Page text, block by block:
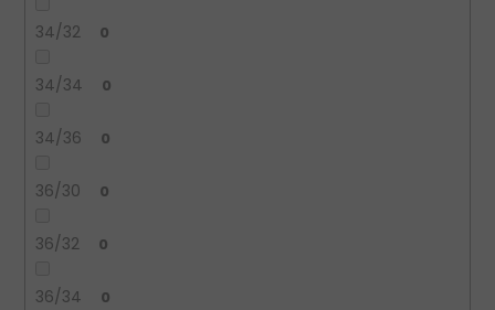
34/32 0
34/34 0
34/36 0
36/30 0
36/32 0
36/34 0